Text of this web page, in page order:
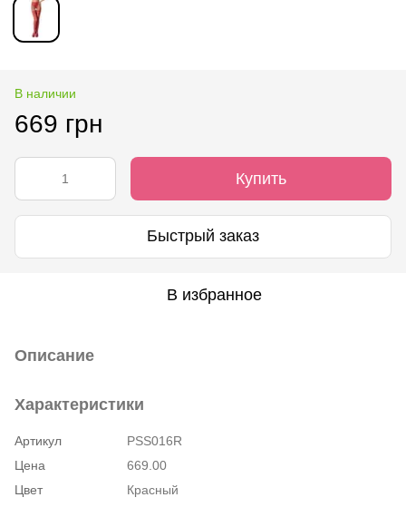
В наличии
669 грн
Купить
Быстрый заказ
В избранное
Описание
Характеристики
Артикул
PSS016R
Цена
669.00
Цвет
Красный